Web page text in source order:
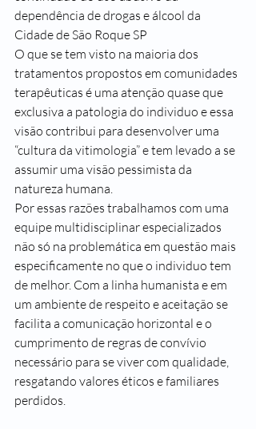
dependência de drogas e álcool da
Cidade de São Roque SP
O que se tem visto na maioria dos
tratamentos propostos em comunidades
terapêuticas é uma atenção quase que
exclusiva a patologia do individuo e essa
visão contribui para desenvolver uma
“cultura da vitimologia” e tem levado a se
assumir uma visão pessimista da
natureza humana.
Por essas razões trabalhamos com uma
equipe multidisciplinar especializados
não só na problemática em questão mais
especificamente no que o individuo tem
de melhor. Com a linha humanista e em
um ambiente de respeito e aceitação se
facilita a comunicação horizontal e o
cumprimento de regras de convívio
necessário para se viver com qualidade,
resgatando valores éticos e familiares
perdidos.